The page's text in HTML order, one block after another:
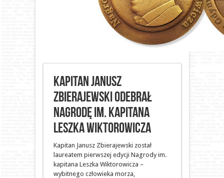
Kapitan Janusz
Zbierajewski odebrał
Nagrodę im. Kapitana
Leszka Wiktorowicza
Kapitan Janusz Zbierajewski został
laureatem pierwszej edycji Nagrody im.
kapitana Leszka Wiktorowicza –
wybitnego człowieka morza,